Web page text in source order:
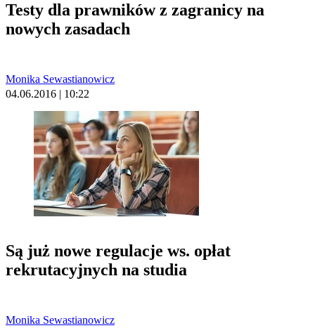
Testy dla prawników z zagranicy na
nowych zasadach
Monika Sewastianowicz
04.06.2016 | 10:22
Są już nowe regulacje ws. opłat
rekrutacyjnych na studia
Monika Sewastianowicz